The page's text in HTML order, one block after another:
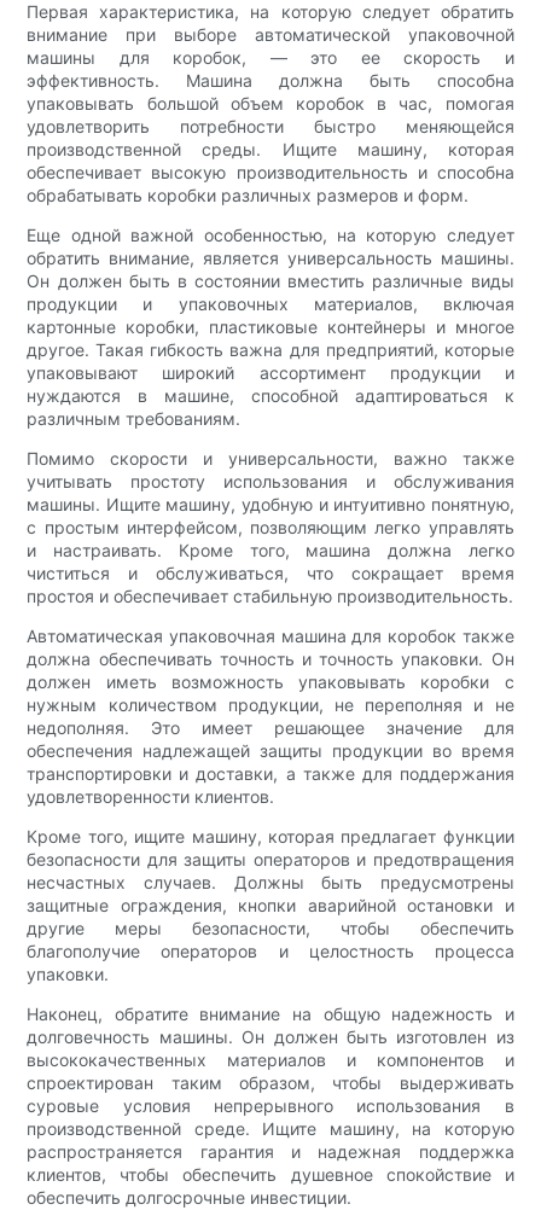
Первая характеристика, на которую следует обратить
внимание при выборе автоматической упаковочной
машины для коробок, — это ее скорость и
эффективность. Машина должна быть способна
упаковывать большой объем коробок в час, помогая
удовлетворить потребности быстро меняющейся
производственной среды. Ищите машину, которая
обеспечивает высокую производительность и способна
обрабатывать коробки различных размеров и форм.
Еще одной важной особенностью, на которую следует
обратить внимание, является универсальность машины.
Он должен быть в состоянии вместить различные виды
продукции и упаковочных материалов, включая
картонные коробки, пластиковые контейнеры и многое
другое. Такая гибкость важна для предприятий, которые
упаковывают широкий ассортимент продукции и
нуждаются в машине, способной адаптироваться к
различным требованиям.
Помимо скорости и универсальности, важно также
учитывать простоту использования и обслуживания
машины. Ищите машину, удобную и интуитивно понятную,
с простым интерфейсом, позволяющим легко управлять
и настраивать. Кроме того, машина должна легко
чиститься и обслуживаться, что сокращает время
простоя и обеспечивает стабильную производительность.
Автоматическая упаковочная машина для коробок также
должна обеспечивать точность и точность упаковки. Он
должен иметь возможность упаковывать коробки с
нужным количеством продукции, не переполняя и не
недополняя. Это имеет решающее значение для
обеспечения надлежащей защиты продукции во время
транспортировки и доставки, а также для поддержания
удовлетворенности клиентов.
Кроме того, ищите машину, которая предлагает функции
безопасности для защиты операторов и предотвращения
несчастных случаев. Должны быть предусмотрены
защитные ограждения, кнопки аварийной остановки и
другие меры безопасности, чтобы обеспечить
благополучие операторов и целостность процесса
упаковки.
Наконец, обратите внимание на общую надежность и
долговечность машины. Он должен быть изготовлен из
высококачественных материалов и компонентов и
спроектирован таким образом, чтобы выдерживать
суровые условия непрерывного использования в
производственной среде. Ищите машину, на которую
распространяется гарантия и надежная поддержка
клиентов, чтобы обеспечить душевное спокойствие и
обеспечить долгосрочные инвестиции.